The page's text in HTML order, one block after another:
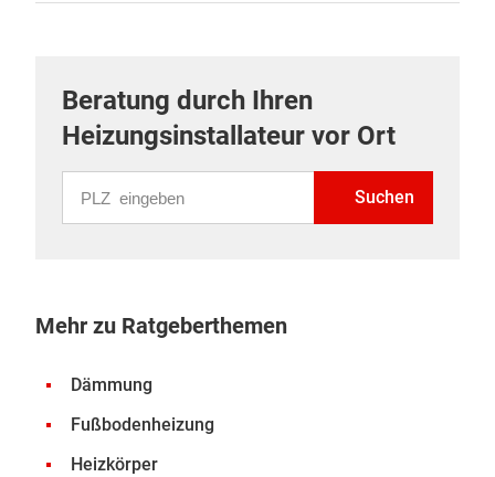
Beratung durch Ihren
Heizungsinstallateur vor Ort
Suchen
Mehr zu Ratgeberthemen
Dämmung
Fußbodenheizung
Heizkörper